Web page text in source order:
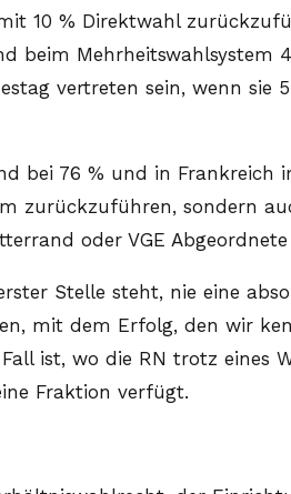
10 % Direktwahl
beim Mehrheitswahlsystem
vertreten sein, wenn sie
bei 76 % und in Frankreich
zurückzuführen, sondern
oder VGE
Stelle steht, nie eine
mit dem Erfolg, den wir
ist, wo die RN trotz eines
Fraktion verfügt.